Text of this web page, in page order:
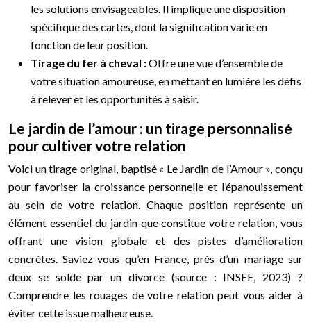
les solutions envisageables. Il implique une disposition
spécifique des cartes, dont la signification varie en
fonction de leur position.
Tirage du fer à cheval :Offre une vue d’ensemble de
votre situation amoureuse, en mettant en lumière les défis
à relever et les opportunités à saisir.
Le jardin de l’amour : un tirage personnalisé
pour cultiver votre relation
Voici un tirage original, baptisé « Le Jardin de l’Amour », conçu
pour favoriser la croissance personnelle et l’épanouissement
au sein de votre relation. Chaque position représente un
élément essentiel du jardin que constitue votre relation, vous
offrant une vision globale et des pistes d’amélioration
concrètes. Saviez-vous qu’en France, près d’un mariage sur
deux se solde par un divorce (source : INSEE, 2023) ?
Comprendre les rouages de votre relation peut vous aider à
éviter cette issue malheureuse.